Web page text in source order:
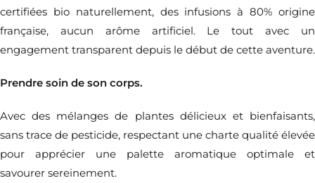
certifiées bio naturellement, des infusions à 80% origine
française, aucun arôme artificiel. Le tout avec un
engagement transparent depuis le début de cette aventure.
Prendre soin de son corps.
Avec des mélanges de plantes délicieux et bienfaisants,
sans trace de pesticide, respectant une charte qualité élevée
pour apprécier une palette aromatique optimale et
savourer sereinement.